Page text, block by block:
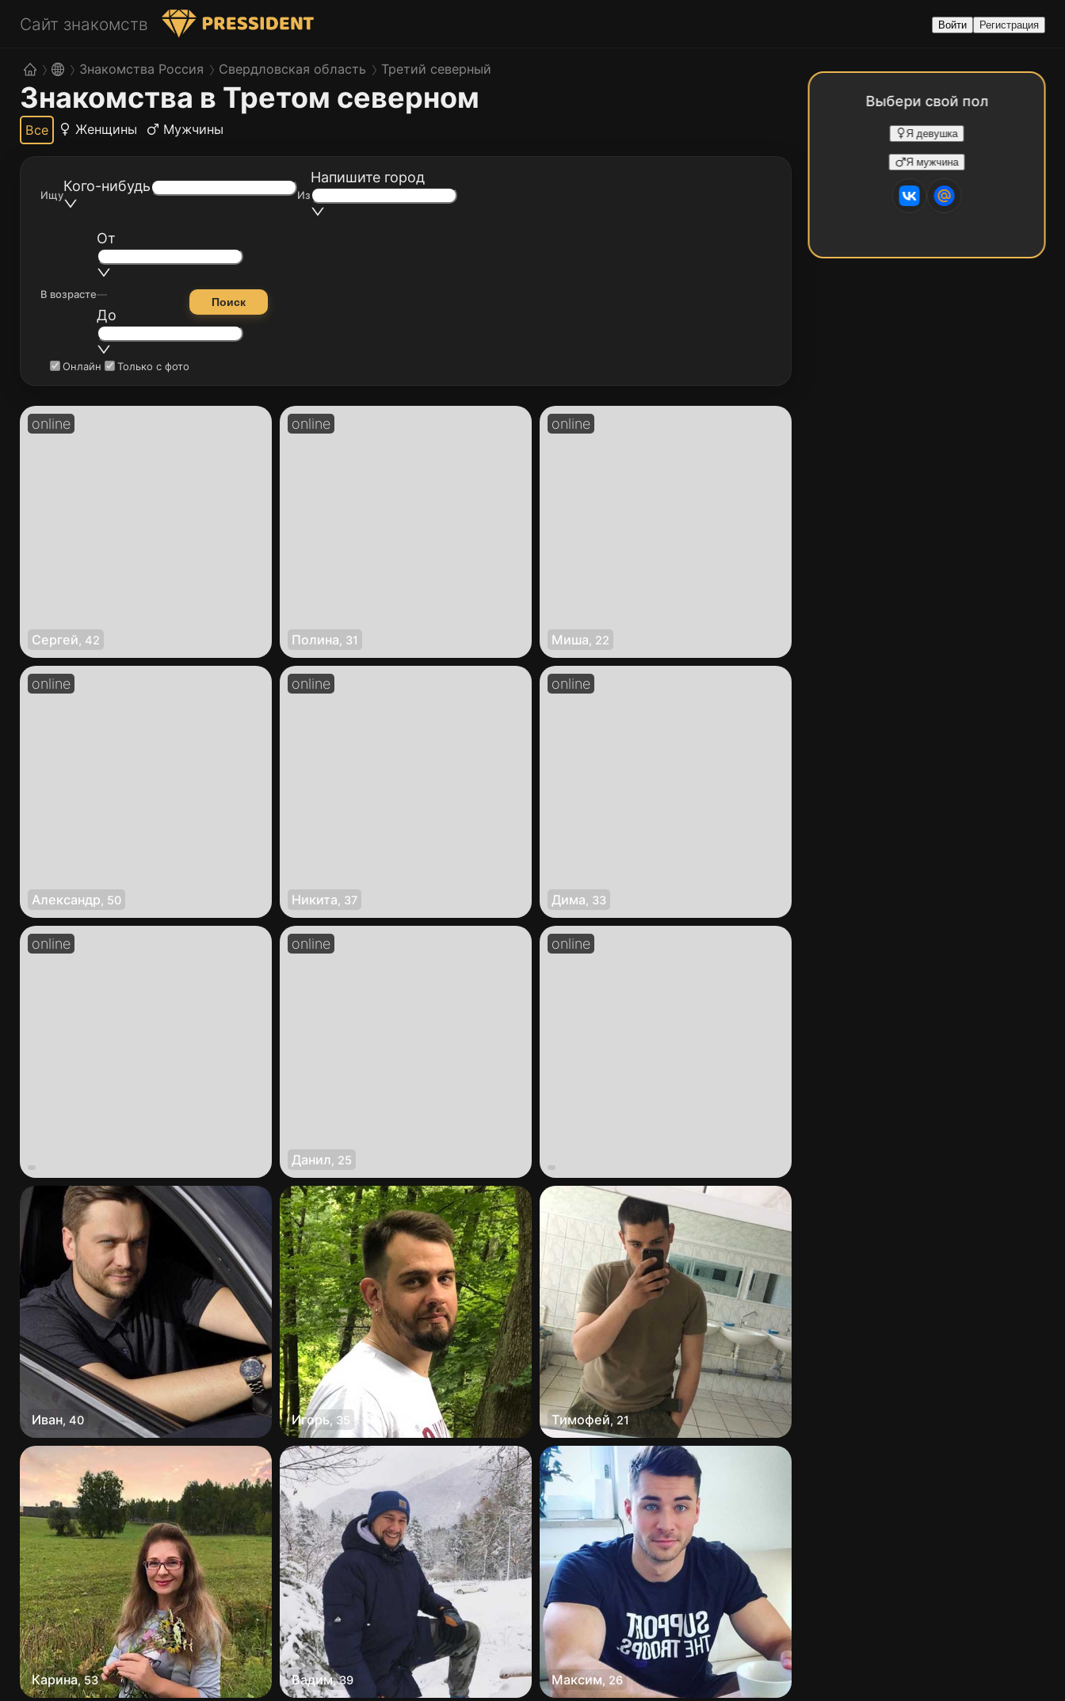
Сайт знакомств Войти Регистрация
Знакомства Россия Свердловская область Третий северный
Знакомства в Третом северном
Все Женщины Мужчины
Ищу
Кого-нибудь
Из
Напишите город
В возрасте
От
—
До
Онлайн Только с фото
Поиск
Сергей, 42 Полина, 31 Миша, 22
Александр, 50 Никита, 37 Дима, 33
Данил, 25
Иван, 40 Игорь, 35 Тимофей, 21
Карина,53 Вадим,39 Максим, 26
Выбери свой пол
Я девушка
Я мужчина